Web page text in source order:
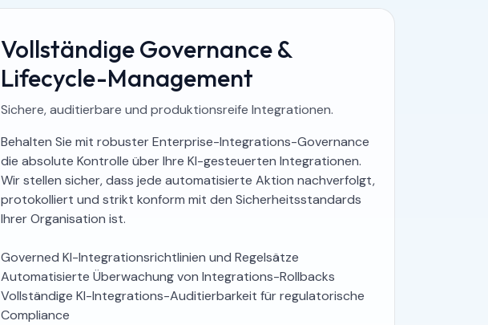
Vollständige Governance &
Lifecycle-Management
Sichere, auditierbare und produktionsreife Integrationen.
Behalten Sie mit robuster Enterprise-Integrations-Governance
die absolute Kontrolle über Ihre KI-gesteuerten Integrationen.
Wir stellen sicher, dass jede automatisierte Aktion nachverfolgt,
protokolliert und strikt konform mit den Sicherheitsstandards
Ihrer Organisation ist.
Governed KI-Integrationsrichtlinien und Regelsätze
Automatisierte Überwachung von Integrations-Rollbacks
Vollständige KI-Integrations-Auditierbarkeit für regulatorische
Compliance